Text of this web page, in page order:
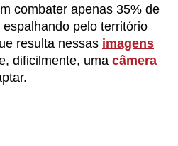
combater apenas 35% de
pelo território
resulta nessas imagens
dificilmente, uma câmera